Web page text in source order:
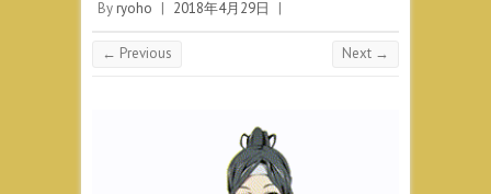
By ryoho | 2018年4月29日 |
← Previous Next →